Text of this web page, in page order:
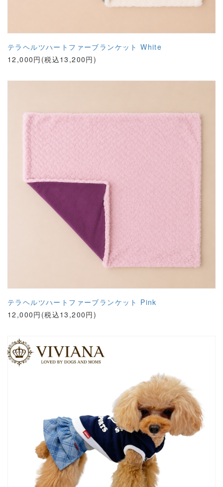
テラヘルツハートファーブランケット White
12,000円(税込13,200円)
テラヘルツハートファーブランケット Pink
12,000円(税込13,200円)